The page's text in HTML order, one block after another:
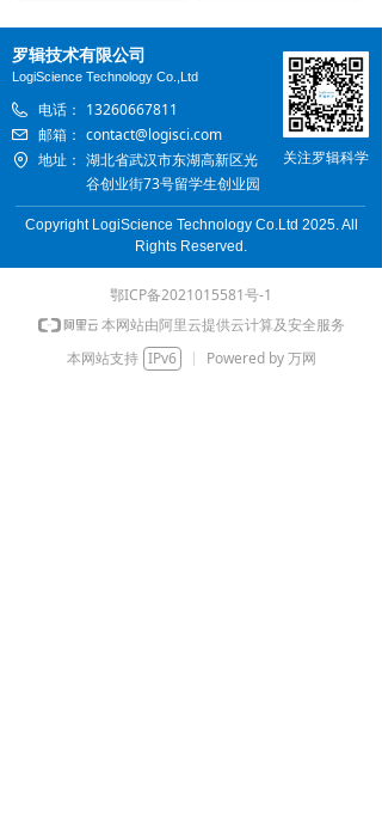
电话： 13260667811
邮箱： contact@logisci.com
地址： 湖北省武汉市东湖高新区光
谷创业街73号留学生创业园
罗辑技术有限公司
LogiScience Technology Co.,Ltd
关注罗辑科学
Copyright LogiScience Technology Co.Ltd 2025. All
Rights Reserved.
鄂ICP备2021015581号-1
本网站由阿里云提供云计算及安全服务
本网站支持 IPv6 Powered by 万网